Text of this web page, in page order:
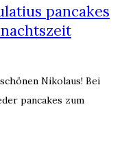
pancakes
Nikolaus! Bei
pancakes zum